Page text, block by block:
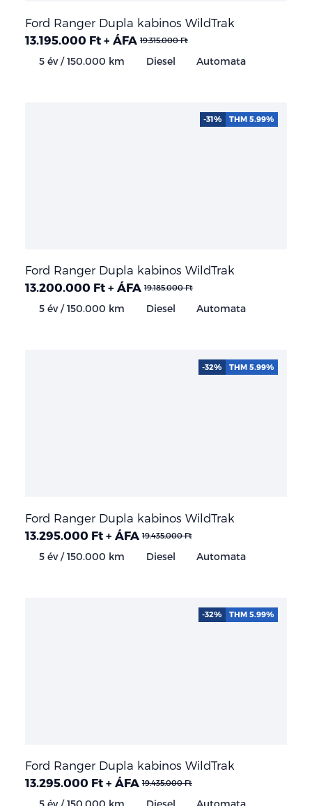
Ford Ranger Dupla kabinos WildTrak
13.195.000 Ft + ÁFA 19.315.000 Ft
5 év / 150.000 km Diesel Automata
Ford Ranger Dupla kabinos WildTrak
13.200.000 Ft + ÁFA 19.185.000 Ft
5 év / 150.000 km Diesel Automata
-31% THM 5.99%
Ford Ranger Dupla kabinos WildTrak
13.295.000 Ft + ÁFA 19.435.000 Ft
5 év / 150.000 km Diesel Automata
-32% THM 5.99%
Ford Ranger Dupla kabinos WildTrak
13.295.000 Ft + ÁFA 19.435.000 Ft
-32% THM 5.99%